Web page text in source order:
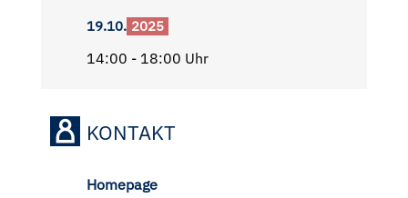
19.10. 2025
14:00 - 18:00 Uhr
KONTAKT
Homepage